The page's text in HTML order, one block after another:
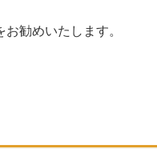
勧めいたします。